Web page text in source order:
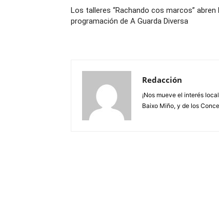
Los talleres “Rachando cos marcos” abren
programación de A Guarda Diversa
Redacción
¡Nos mueve el interés
Baixo Miño, y de los